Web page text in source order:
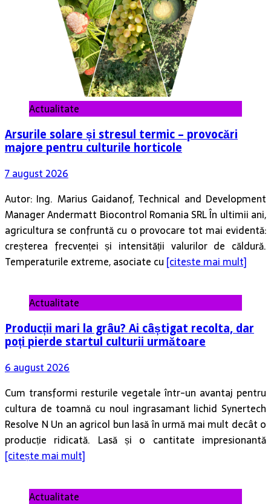
Actualitate
Arsurile solare și stresul termic – provocări
majore pentru culturile horticole
7 august 2026
Autor: Ing. Marius Gaidanof, Technical and Development
Manager Andermatt Biocontrol Romania SRL În ultimii ani,
agricultura se confruntă cu o provocare tot mai evidentă:
creșterea frecvenței și intensității valurilor de căldură.
Temperaturile extreme, asociate cu [citește mai mult]
Actualitate
Producții mari la grâu? Ai câștigat recolta, dar
poți pierde startul culturii următoare
6 august 2026
Cum transformi resturile vegetale într-un avantaj pentru
cultura de toamnă cu noul ingrasamant lichid Synertech
Resolve N Un an agricol bun lasă în urmă mai mult decât o
producție ridicată. Lasă și o cantitate impresionantă
[citește mai mult]
Actualitate